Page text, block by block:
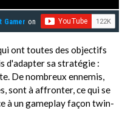
Gamer on
ont toutes des objectifs
d'adapter sa stratégie :
De nombreux ennemis,
sont à affronter, ce qui se
à un gameplay façon twin-